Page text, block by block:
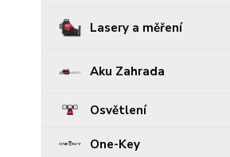
Lasery a měření
Aku Zahrada
Osvětlení
One-Key